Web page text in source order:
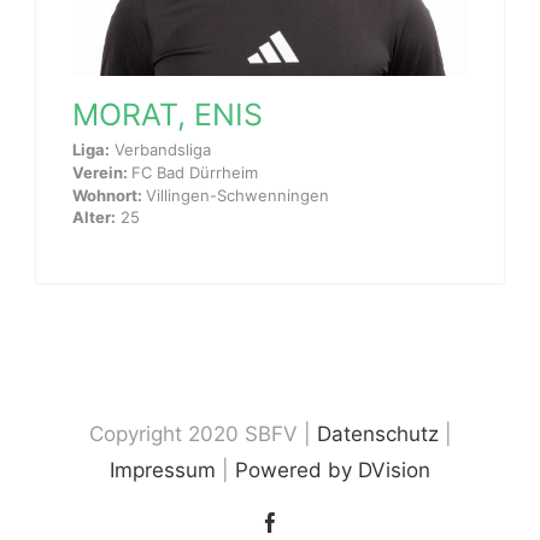
MORAT, ENIS
Liga: Verbandsliga
Verein: FC Bad Dürrheim
Wohnort: Villingen-Schwenningen
Alter: 25
Copyright 2020 SBFV | Datenschutz|
Impressum
Powered by DVision